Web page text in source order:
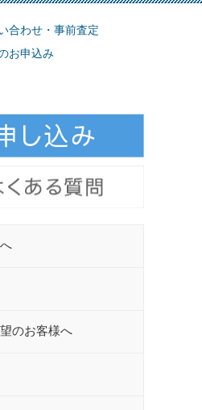
合わせ・事前査定
お申込み
のお客様へ